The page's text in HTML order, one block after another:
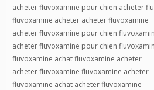
acheter fluvoxamine pour chien acheter
fluvoxamine acheter acheter fluvoxamine
acheter fluvoxamine pour chien
acheter fluvoxamine pour chien
fluvoxamine achat fluvoxamine acheter
acheter fluvoxamine fluvoxamine acheter
fluvoxamine achat acheter fluvoxamine